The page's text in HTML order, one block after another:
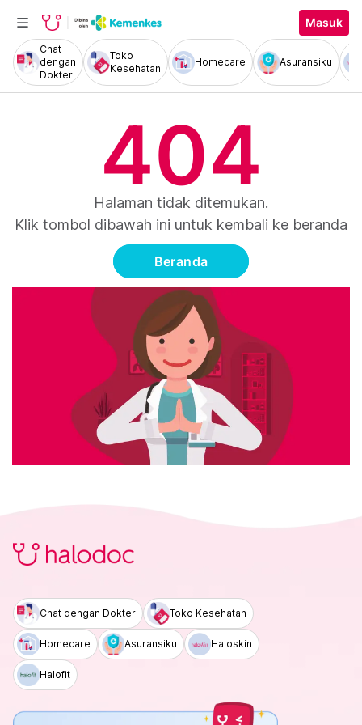
Masuk
Chat
dengan
Dokter
Toko
Kesehatan
Homecare Asuransiku
404
Halaman tidak ditemukan.
Klik tombol dibawah ini untuk kembali ke beranda
Beranda
Chat dengan Dokter Toko Kesehatan
Homecare Asuransiku Haloskin
Halofit